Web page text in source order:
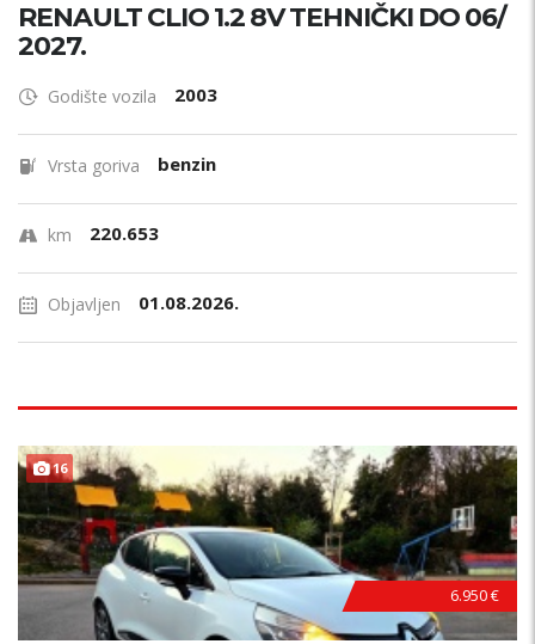
RENAULT CLIO 1.2 8V TEHNIČKI DO 06/
2027.
Godište vozila 2003
Vrsta goriva benzin
km 220.653
Objavljen 01.08.2026.
16 PRILIKA !
6.950 €